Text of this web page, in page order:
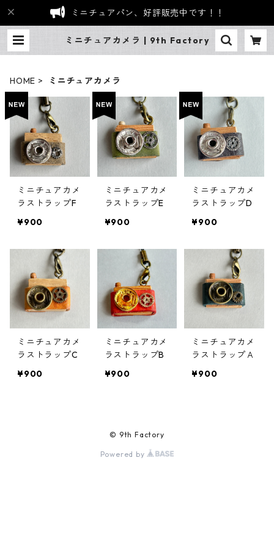
ミニチュアパン、好評販売中です！！
ミニチュアカメラ | 9th Factory
HOME ミニチュアカメラ
ミニチュアカメ
ラストラップF
¥900
ミニチュアカメ
ラストラップE
¥900
ミニチュアカメ
ラストラップD
¥900
ミニチュアカメ
ラストラップC
¥900
ミニチュアカメ
ラストラップB
¥900
ミニチュアカメ
ラストラップＡ
¥900
© 9th Factory
Powered by